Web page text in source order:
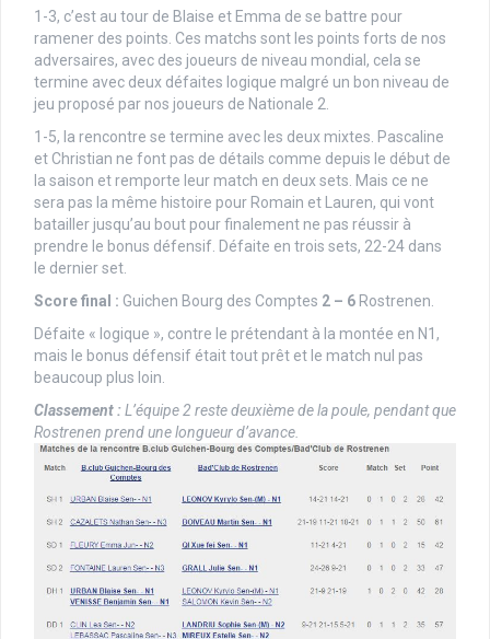
1-3, c’est au tour de Blaise et Emma de se battre pour
ramener des points. Ces matchs sont les points forts de nos
adversaires, avec des joueurs de niveau mondial, cela se
termine avec deux défaites logique malgré un bon niveau de
jeu proposé par nos joueurs de Nationale 2.
1-5, la rencontre se termine avec les deux mixtes. Pascaline
et Christian ne font pas de détails comme depuis le début de
la saison et remporte leur match en deux sets. Mais ce ne
sera pas la même histoire pour Romain et Lauren, qui vont
batailler jusqu’au bout pour finalement ne pas réussir à
prendre le bonus défensif. Défaite en trois sets, 22-24 dans
le dernier set.
Score final : Guichen Bourg des Comptes 2 – 6 Rostrenen.
Défaite « logique », contre le prétendant à la montée en N1,
mais le bonus défensif était tout prêt et le match nul pas
beaucoup plus loin.
Classement :L’équipe 2 reste deuxième de la poule, pendant que
Rostrenen prend une longueur d’avance.